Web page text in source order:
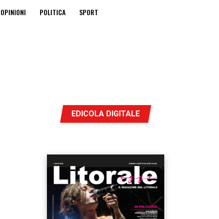
OPINIONI POLITICA SPORT
EDICOLA DIGITALE